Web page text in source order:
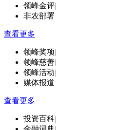
领峰金评|
非农部署
查看更多
领峰奖项|
领峰慈善|
领峰活动|
媒体报道
查看更多
投资百科|